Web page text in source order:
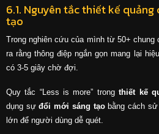
6.1. Nguyên tắc thiết kế
tạo
Trong nghiên cứu của mình từ 50+ chung
ra rằng thông điệp ngắn gọn mang lại
có 3-5 giây chờ đợi.
Quy tắc “Less is more” trongthiết kế
dụng sựđổi mới sáng tạobằng cách sử
lớn để người dùng dễ quét.